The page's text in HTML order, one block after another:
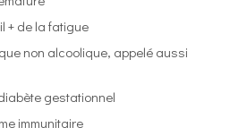
+ de la fatigue
non alcoolique, appelé aussi
gestationnel
immunitaire